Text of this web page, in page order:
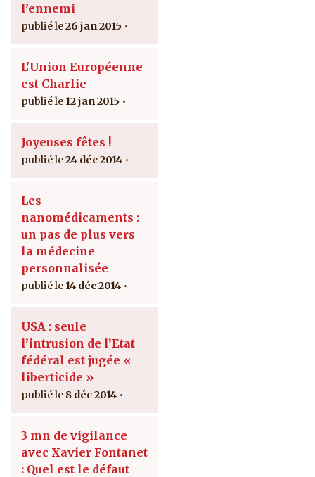
l’ennemi
26 jan 2015
L'Union Européenne
est Charlie
12 jan 2015
Joyeuses fêtes !
24 déc 2014
Les
nanomédicaments :
un pas de plus vers
la médecine
personnalisée
14 déc 2014
USA : seule
l’intrusion de l’Etat
fédéral est jugée «
liberticide »
8 déc 2014
3 mn de vigilance
avec Xavier Fontanet
: Quel est le défaut